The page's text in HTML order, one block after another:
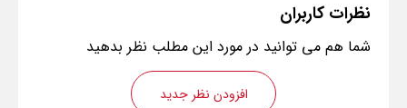
نظرات کاربران
شما هم می توانید در مورد این مطلب نظر بدهید
افزودن نظر جدید